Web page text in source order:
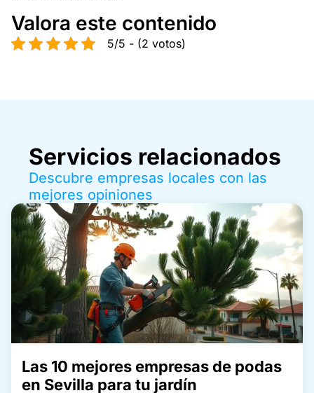
Valora este contenido
5/5 - (2 votos)
Servicios relacionados
Descubre empresas locales con las
mejores opiniones
Las 10 mejores empresas de podas
en Sevilla para tu jardín